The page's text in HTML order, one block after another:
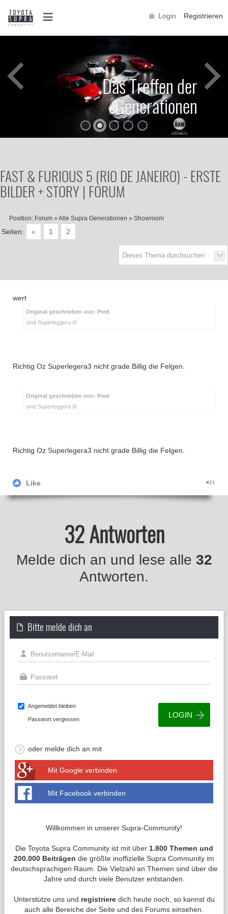
Login Registrieren
D
a
s
T
r
e
f
f
e
n
d
e
r
G
e
n
e
r
a
t
i
o
n
e
n
Das Treffen der
Generationen
FAST & FURIOUS 5 (RIO DE JANEIRO) - ERSTE
BILDER + STORY | FORUM
Position: Forum » Alle Supra Generationen » Showroom
Seiten: « 1 2
wert
Original geschrieben von: Pred
sind Superleggera III
Richtig Oz Superlegera3 nicht grade Billig die Felgen.
Original geschrieben von: Pred
sind Superleggera III
Richtig Oz Superlegera3 nicht grade Billig die Felgen.
Like #21
32 Antworten
Melde dich an und lese alle 32
Antworten.
Bitte melde dich an
Angemeldet bleiben
Passwort vergessen
oder melde dich an mit
Mit Google verbinden
Mit Facebook verbinden
Willkommen in unserer Supra-Community!
Die Toyota Supra Community ist mit über 1.800 Themen und
200.000 Beiträgen die größte inoffizielle Supra Community im
deutschsprachigen Raum. Die Vielzahl an Themen sind über die
Jahre und durch viele Benutzer entstanden.
Unterstütze uns und registrieredich heute noch, so kannst du
auch alle Bereiche der Seite und des Forums einsehen.